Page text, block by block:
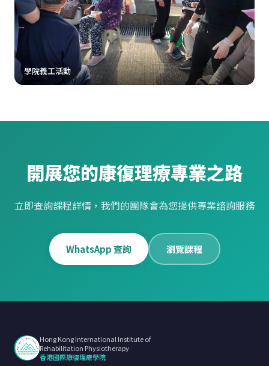
學院義工活動
開展您的康復理療專業之路
立即查詢課程詳情，我們的團隊會為您提供專業諮詢服務
WhatsApp 查詢 瀏覽課程
Hong Kong International Institute of
Rehabilitation Physiotherapy
香港國際康復理療學院